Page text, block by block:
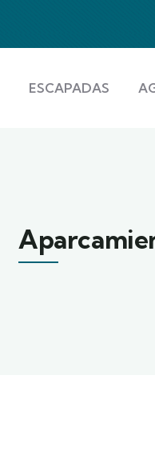
ESCAPADAS